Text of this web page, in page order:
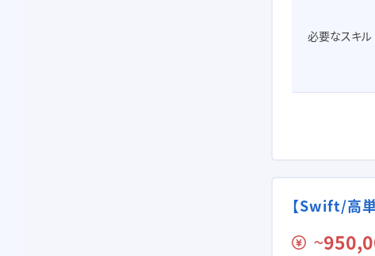
必要なスキル
【Swift/高
〜